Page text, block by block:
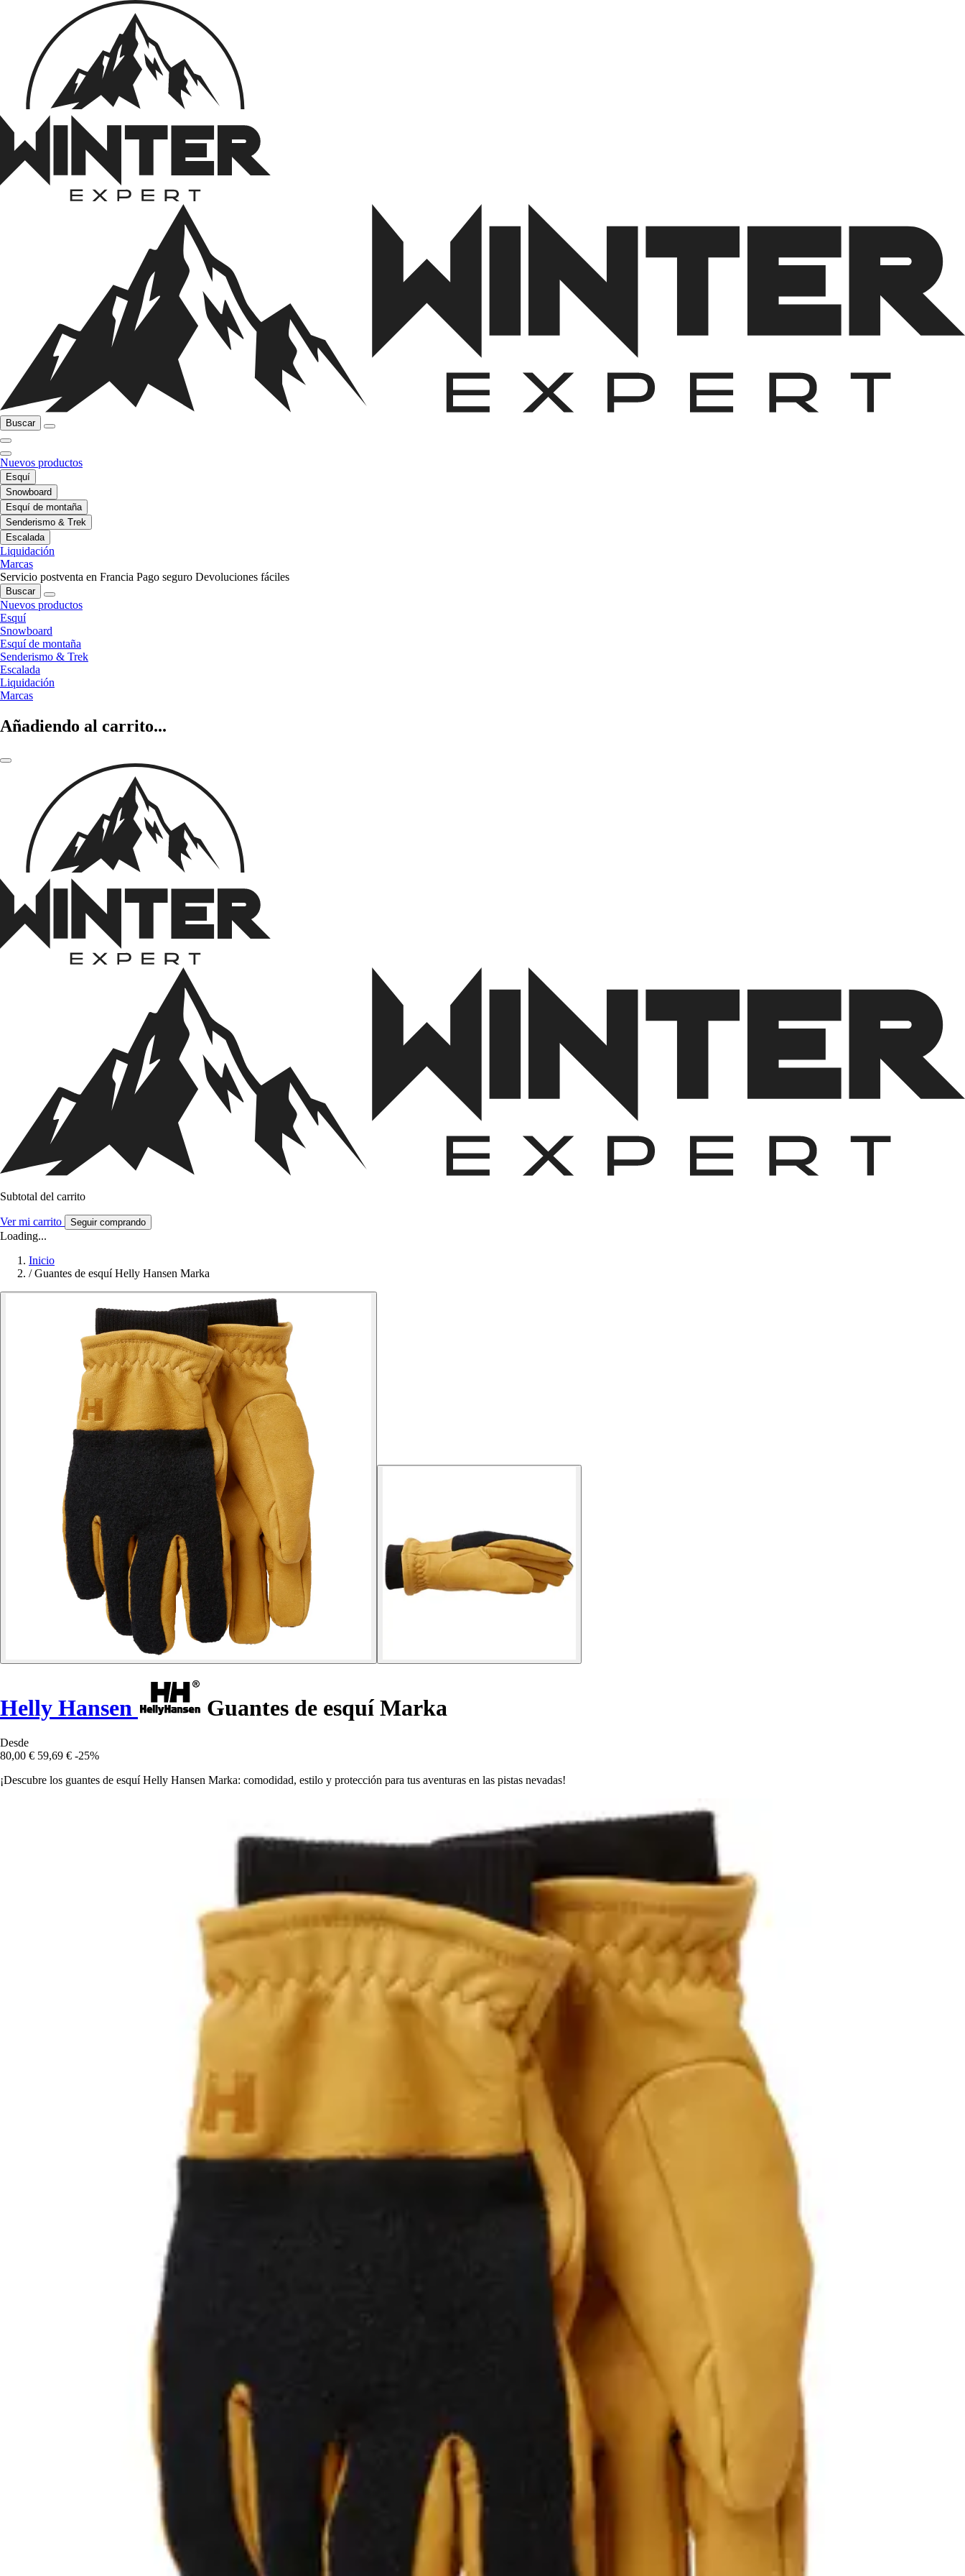
Buscar
Nuevos productos
Esquí
Snowboard
Esquí de montaña
Senderismo & Trek
Escalada
Liquidación
Marcas
Servicio postventa en Francia Pago seguro Devoluciones fáciles
Buscar
Nuevos productos
Esquí
Snowboard
Esquí de montaña
Senderismo & Trek
Escalada
Liquidación
Marcas
Añadiendo al carrito...
Subtotal del carrito
Ver mi carrito Seguir comprando
Loading...
Inicio
/ Guantes de esquí Helly Hansen Marka
Helly Hansen Guantes de esquí Marka
Desde
80,00 € 59,69 € -25%
¡Descubre los guantes de esquí Helly Hansen Marka: comodidad, estilo y protección para tus aventuras en las pistas nevadas!